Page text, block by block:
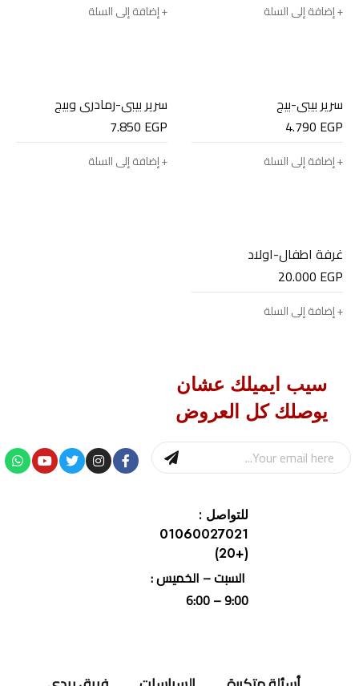
إضافة إلى السلة إضافة إلى السلة
سرير بيبي-بيج
4.790 EGP
إضافة إلى السلة
سرير بيبي-رمادري وبيج
7.850 EGP
إضافة إلى السلة
غرفة اطفال-اولاد
20.000 EGP
إضافة إلى السلة
سيب ايميلك عشان
يوصلك كل العروض
للتواصل :
01060027021
(+20)
السبت – الخميس :
9:00 – 6:00